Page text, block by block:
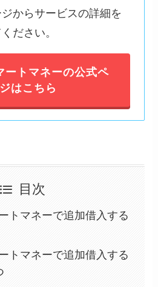
からサービスの詳細を
ださい。
ートマネーの公式ペ
はこちら
目次
トマネーで追加借入する
トマネーで追加借入する